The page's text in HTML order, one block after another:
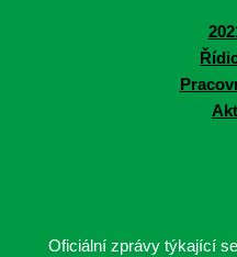
Oficiální zprávy týkající